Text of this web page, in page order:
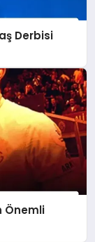
Derbisi
Önemli